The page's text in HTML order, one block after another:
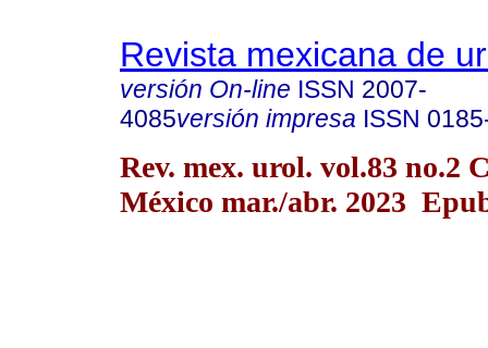
Revista mexicana de
versión On-line ISSN 2007-
4085versión impresa ISSN
Rev. mex. urol. vol.83 no.2
México mar./abr. 2023